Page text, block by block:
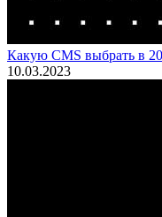
Какую CMS выбрать в
10.03.2023